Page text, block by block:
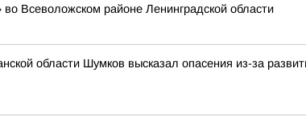
во Всеволожском районе Ленинградской области
области Шумков высказал опасения из-за